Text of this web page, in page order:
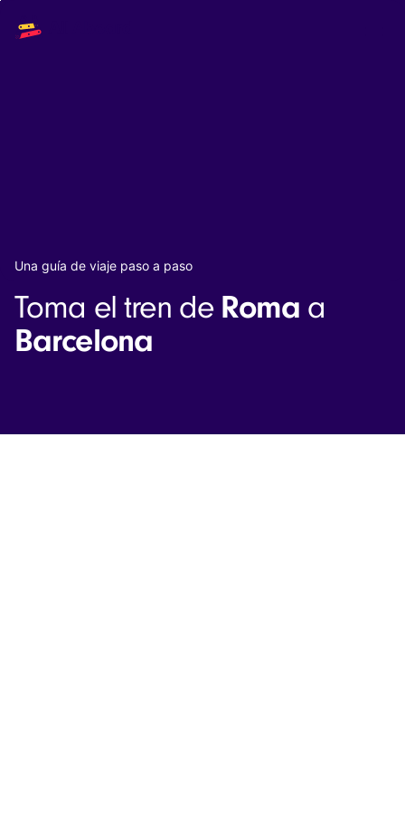
navigation
The API
Book a trip
Interrail passes
Eurail passes
Help & Support
Una guía de viaje paso a paso
Toma el tren de Roma a
Barcelona